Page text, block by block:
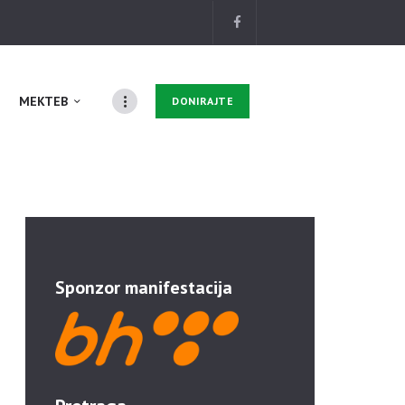
MEKTEB DONIRAJTE
Sponzor manifestacija